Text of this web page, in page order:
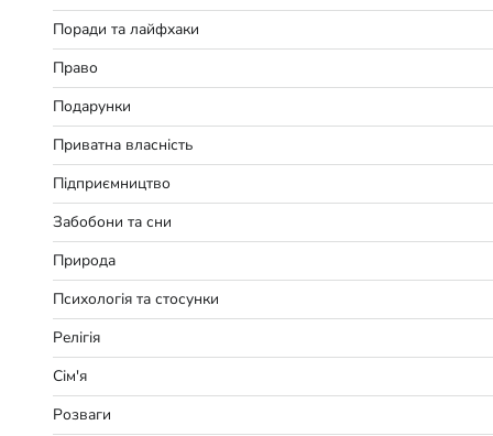
Поради та лайфхаки
Право
Подарунки
Приватна власність
Підприємництво
Забобони та сни
Природа
Психологія та стосунки
Релігія
Сім'я
Розваги